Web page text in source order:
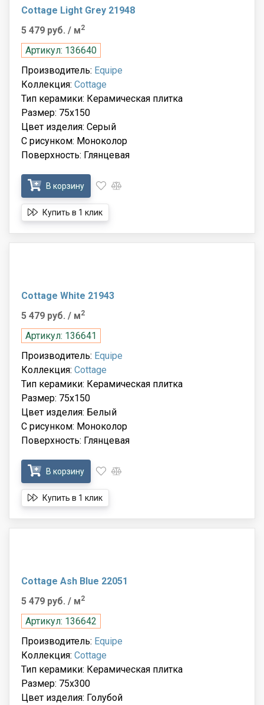
Cottage Light Grey 21948
5 479 руб. / м2
Артикул: 136640
Производитель: Equipe
Коллекция: Cottage
Тип керамики: Керамическая плитка
Размер: 75x150
Цвет изделия: Серый
С рисунком: Моноколор
Поверхность: Глянцевая
В корзину
Купить в 1 клик
Cottage White 21943
5 479 руб. / м2
Артикул: 136641
Производитель: Equipe
Коллекция: Cottage
Тип керамики: Керамическая плитка
Размер: 75x150
Цвет изделия: Белый
С рисунком: Моноколор
Поверхность: Глянцевая
В корзину
Купить в 1 клик
Cottage Ash Blue 22051
5 479 руб. / м2
Артикул: 136642
Производитель: Equipe
Коллекция: Cottage
Тип керамики: Керамическая плитка
Размер: 75x300
Цвет изделия: Голубой